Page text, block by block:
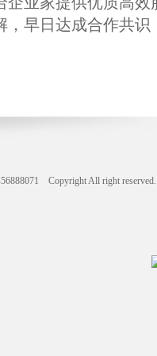
，早日达成合作共
Copyright All right